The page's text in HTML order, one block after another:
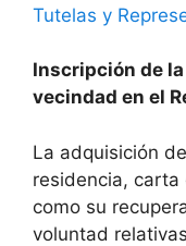
Tutelas y
Inscripción de
vecindad en el
La adquisición
residencia, carta
como su
voluntad